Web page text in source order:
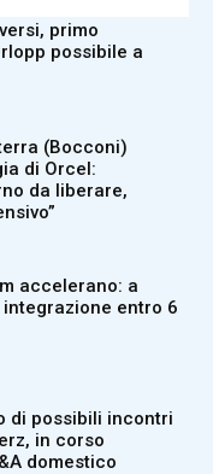
primo
possibile a
(Bocconi)
di Orcel:
da liberare,
accelerano: a
integrazione entro 6
di possibili incontri
in corso
domestico